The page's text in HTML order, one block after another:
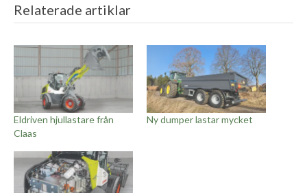
Relaterade artiklar
Eldriven hjullastare från
Claas
Ny dumper lastar mycket